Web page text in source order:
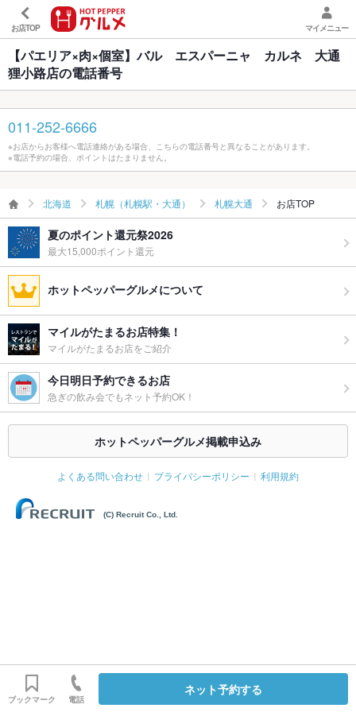
お店TOP マイメニュー
【パエリア×肉×個室】バル エスパーニャ カルネ 大通
狸小路店の電話番号
011-252-6666
※お店からお客様へ電話連絡がある場合、こちらの電話番号と異なることがあります。
※電話予約の場合、ポイントはたまりません。
北海道 札幌（札幌駅・大通） 札幌大通 お店TOP
夏のポイント還元祭2026
最大15,000ポイント還元
ホットペッパーグルメについて
マイルがたまるお店特集！
マイルがたまるお店をご紹介
今日明日予約できるお店
急ぎの飲み会でもネット予約OK！
ホットペッパーグルメ掲載申込み
よくある問い合わせ プライバシーポリシー 利用規約
(C) Recruit Co., Ltd.
ブックマーク 電話
ネット予約する